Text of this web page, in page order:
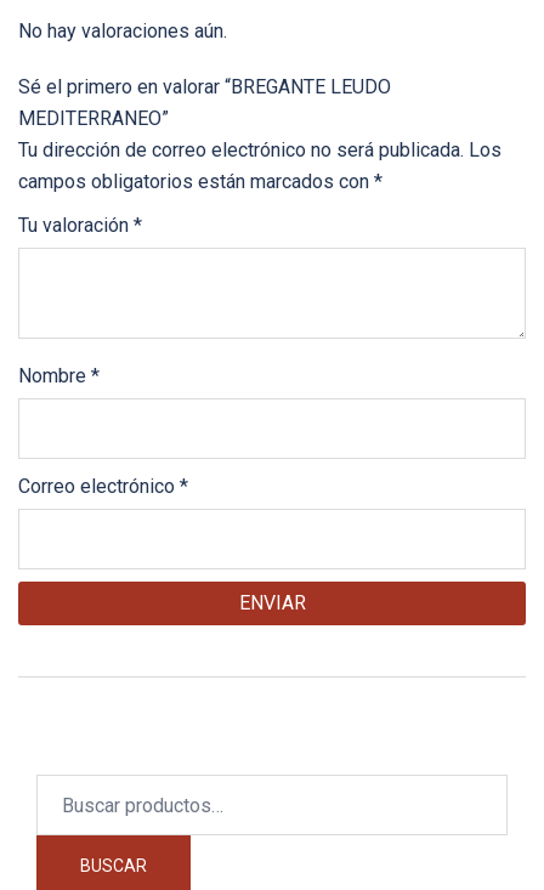
No hay valoraciones aún.
Sé el primero en valorar “BREGANTE LEUDO
MEDITERRANEO”
Tu dirección de correo electrónico no será publicada. Los
campos obligatorios están marcados con *
Tu valoración *
Nombre *
Correo electrónico *
BUSCAR